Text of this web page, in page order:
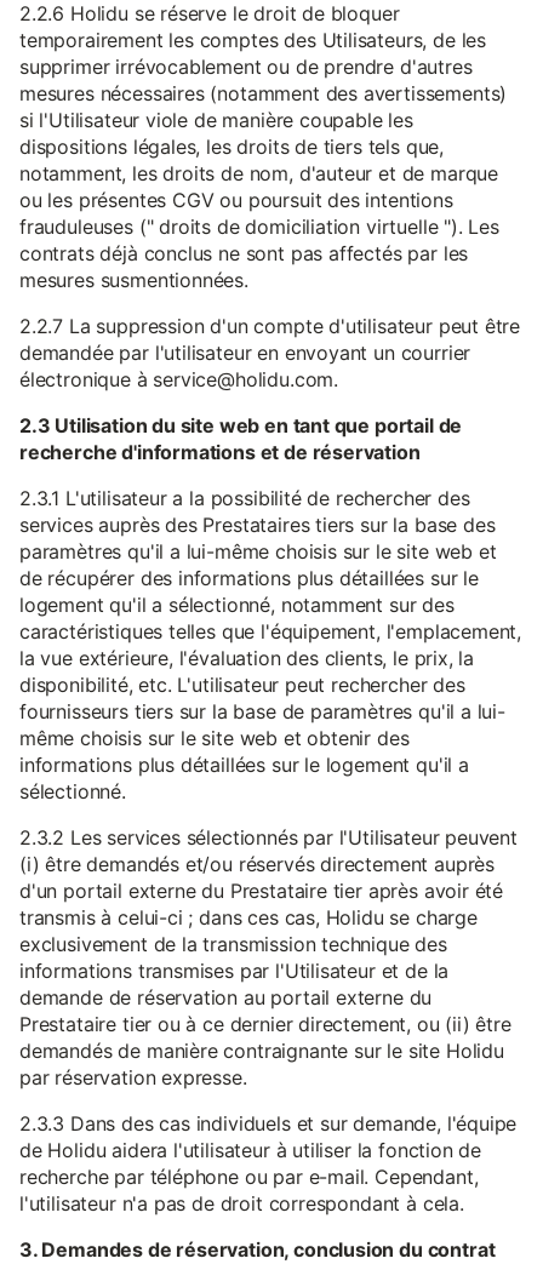
2.2.6 Holidu se réserve le droit de bloquer
temporairement les comptes des Utilisateurs, de les
supprimer irrévocablement ou de prendre d'autres
mesures nécessaires (notamment des avertissements)
si l'Utilisateur viole de manière coupable les
dispositions légales, les droits de tiers tels que,
notamment, les droits de nom, d'auteur et de marque
ou les présentes CGV ou poursuit des intentions
frauduleuses (" droits de domiciliation virtuelle "). Les
contrats déjà conclus ne sont pas affectés par les
mesures susmentionnées.
2.2.7 La suppression d'un compte d'utilisateur peut être
demandée par l'utilisateur en envoyant un courrier
électronique à service@holidu.com.
2.3 Utilisation du site web en tant que portail de
recherche d'informations et de réservation
2.3.1 L'utilisateur a la possibilité de rechercher des
services auprès des Prestataires tiers sur la base des
paramètres qu'il a lui-même choisis sur le site web et
de récupérer des informations plus détaillées sur le
logement qu'il a sélectionné, notamment sur des
caractéristiques telles que l'équipement, l'emplacement,
la vue extérieure, l'évaluation des clients, le prix, la
disponibilité, etc. L'utilisateur peut rechercher des
fournisseurs tiers sur la base de paramètres qu'il a lui-
même choisis sur le site web et obtenir des
informations plus détaillées sur le logement qu'il a
sélectionné.
2.3.2 Les services sélectionnés par l'Utilisateur peuvent
(i) être demandés et/ou réservés directement auprès
d'un portail externe du Prestataire tier après avoir été
transmis à celui-ci ; dans ces cas, Holidu se charge
exclusivement de la transmission technique des
informations transmises par l'Utilisateur et de la
demande de réservation au portail externe du
Prestataire tier ou à ce dernier directement, ou (ii) être
demandés de manière contraignante sur le site Holidu
par réservation expresse.
2.3.3 Dans des cas individuels et sur demande, l'équipe
de Holidu aidera l'utilisateur à utiliser la fonction de
recherche par téléphone ou par e-mail. Cependant,
l'utilisateur n'a pas de droit correspondant à cela.
3. Demandes de réservation, conclusion du contrat